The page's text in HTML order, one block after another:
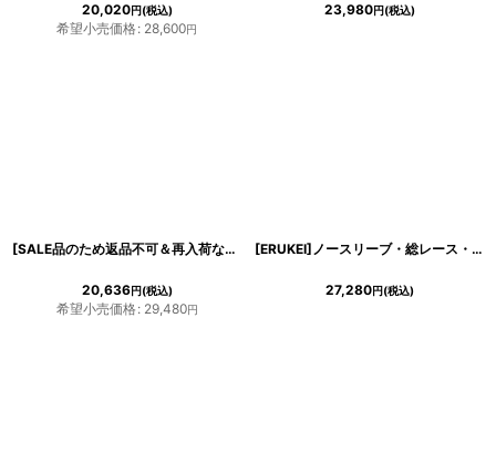
20,020円(税込)
希望小売価格: 28,600円
23,980円(税込)
[SALE品のため返品不可＆再入荷なしの現品限り][ERUKEI Settan]ラメ・総レース・ケープ風・半袖・飾りボタン・Aライン・ミディアムドレス・ワンピース[山崎みどり・黒木麗奈着用]《送料＆代引き手数料無料》mypk
20,636円(税込)
希望小売価格: 29,480円
[ERUKEI]ノースリーブ・総レース・マーメイド・ひざ下・ミディアム・ドレス・ワンピース[MIRIN・山崎みどり・黒木麗奈・関あいか着用]《送料＆代引き手数料無料》myrd
27,280円(税込)